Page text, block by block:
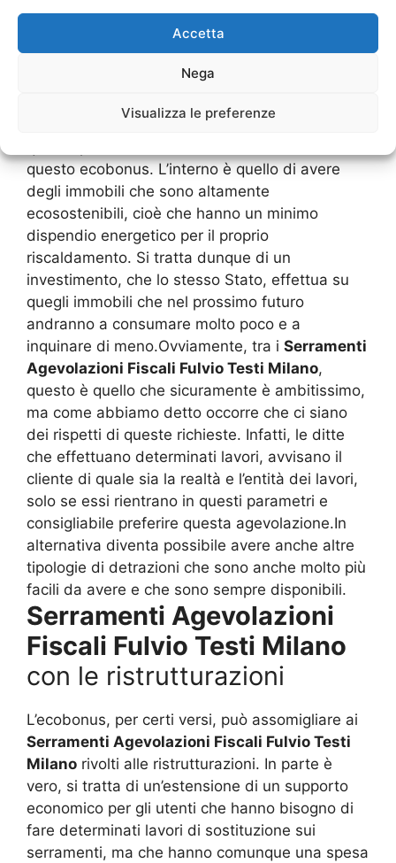
Accetta
Nega
Visualizza le preferenze
anche di raffrescamento, spesa massima di
Praticamente i serramenti andranno a
supportare alcune caratteristiche di
miglioramento di un’ambiente domestico e
questo ecobonus. L’interno è quello di avere
degli immobili che sono altamente
ecosostenibili, cioè che hanno un minimo
dispendio energetico per il proprio
riscaldamento. Si tratta dunque di un
investimento, che lo stesso Stato, effettua su
quegli immobili che nel prossimo futuro
andranno a consumare molto poco e a
inquinare di meno.Ovviamente, tra i Serramenti
Agevolazioni Fiscali Fulvio Testi Milano,
questo è quello che sicuramente è ambitissimo,
ma come abbiamo detto occorre che ci siano
dei rispetti di queste richieste. Infatti, le ditte
che effettuano determinati lavori, avvisano il
cliente di quale sia la realtà e l’entità dei lavori,
solo se essi rientrano in questi parametri e
consigliabile preferire questa agevolazione.In
alternativa diventa possibile avere anche altre
tipologie di detrazioni che sono anche molto più
facili da avere e che sono sempre disponibili.
Serramenti Agevolazioni
Fiscali Fulvio Testi Milano
con le ristrutturazioni
L’ecobonus, per certi versi, può assomigliare ai
Serramenti Agevolazioni Fiscali Fulvio Testi
Milano rivolti alle ristrutturazioni. In parte è
vero, si tratta di un’estensione di un supporto
economico per gli utenti che hanno bisogno di
fare determinati lavori di sostituzione sui
serramenti, ma che hanno comunque una spesa